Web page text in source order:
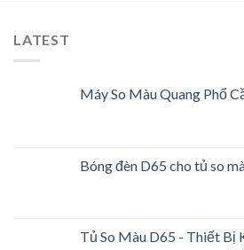
LATEST
Máy So Màu Quang Phổ
Bóng đèn D65 cho tủ so
Tủ So Màu D65 - Thiết Bị